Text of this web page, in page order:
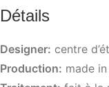
Détails
Designer: centre
Production: made